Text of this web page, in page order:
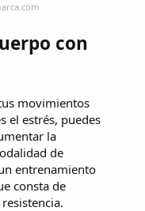
con
movimientos
el estrés, puedes
la
de
entrenamiento
consta de